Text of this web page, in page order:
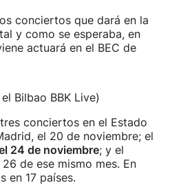
conciertos que dará en la
y como se esperaba, en
actuará en el BEC de
Bilbao BBK Live)
conciertos en el Estado
el 20 de noviembre; el
24 de noviembre; y el
de ese mismo mes. En
en 17 países.